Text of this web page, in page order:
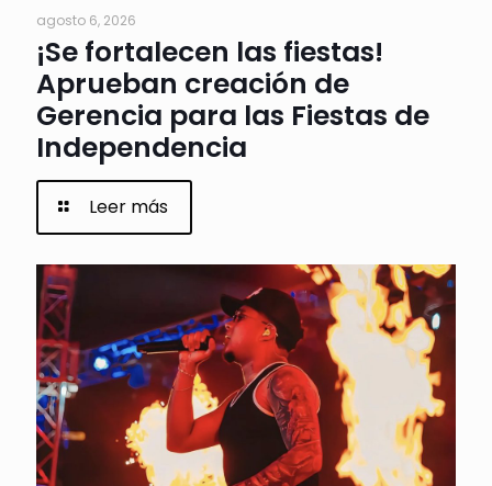
agosto 6, 2026
¡Se fortalecen las fiestas!
Aprueban creación de
Gerencia para las Fiestas de
Independencia
Leer más